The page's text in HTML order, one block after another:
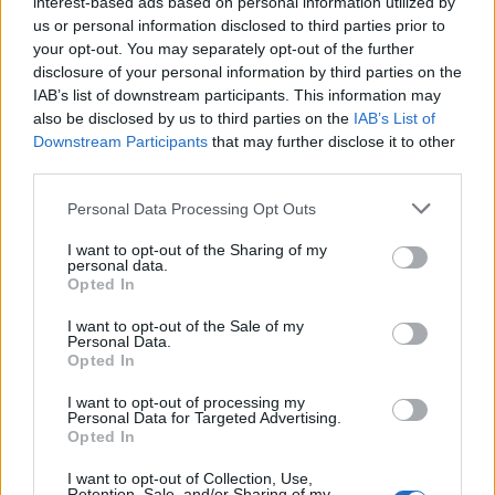
us or personal information disclosed to third parties prior to
your opt-out. You may separately opt-out of the further
disclosure of your personal information by third parties on the
IAB’s list of downstream participants. This information may
also be disclosed by us to third parties on the IAB’s List of
Downstream Participants that may further disclose it to other
Personal Data Processing Opt Outs
I want to opt-out of the Sharing of my
personal data.
Opted In
I want to opt-out of the Sale of my
Personal Data.
Opted In
I want to opt-out of processing my
Personal Data for Targeted Advertising.
Opted In
I want to opt-out of Collection, Use,
erotica, sexting,ερωτική ιστορία
Δείτε επίσης